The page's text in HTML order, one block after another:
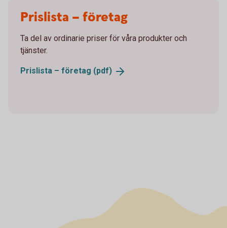
Prislista – företag
Ta del av ordinarie priser för våra produkter och
tjänster.
Prislista – företag (pdf)